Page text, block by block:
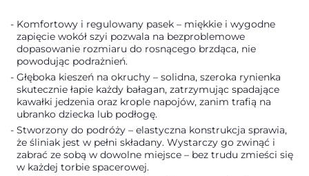
Komfortowy i regulowany pasek – miękkie i wygodne
zapięcie wokół szyi pozwala na bezproblemowe
dopasowanie rozmiaru do rosnącego brzdąca, nie
powodując podrażnień.
Głęboka kieszeń na okruchy – solidna, szeroka rynienka
skutecznie łapie każdy bałagan, zatrzymując spadające
kawałki jedzenia oraz krople napojów, zanim trafią na
ubranko dziecka lub podłogę.
Stworzony do podróży – elastyczna konstrukcja sprawia,
że śliniak jest w pełni składany. Wystarczy go zwinąć i
zabrać ze sobą w dowolne miejsce – bez trudu zmieści się
w każdej torbie spacerowej.